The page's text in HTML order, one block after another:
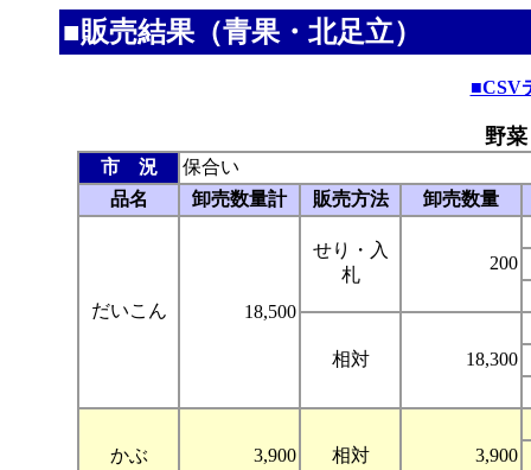
■販売結果（青果・北足立）
■CSV
野
市 況
保合い
品名
卸売数量計 販売方法 卸売数量
だいこん 18,500
せり・入
札
200
相対 18,300
かぶ 3,900 相対 3,900